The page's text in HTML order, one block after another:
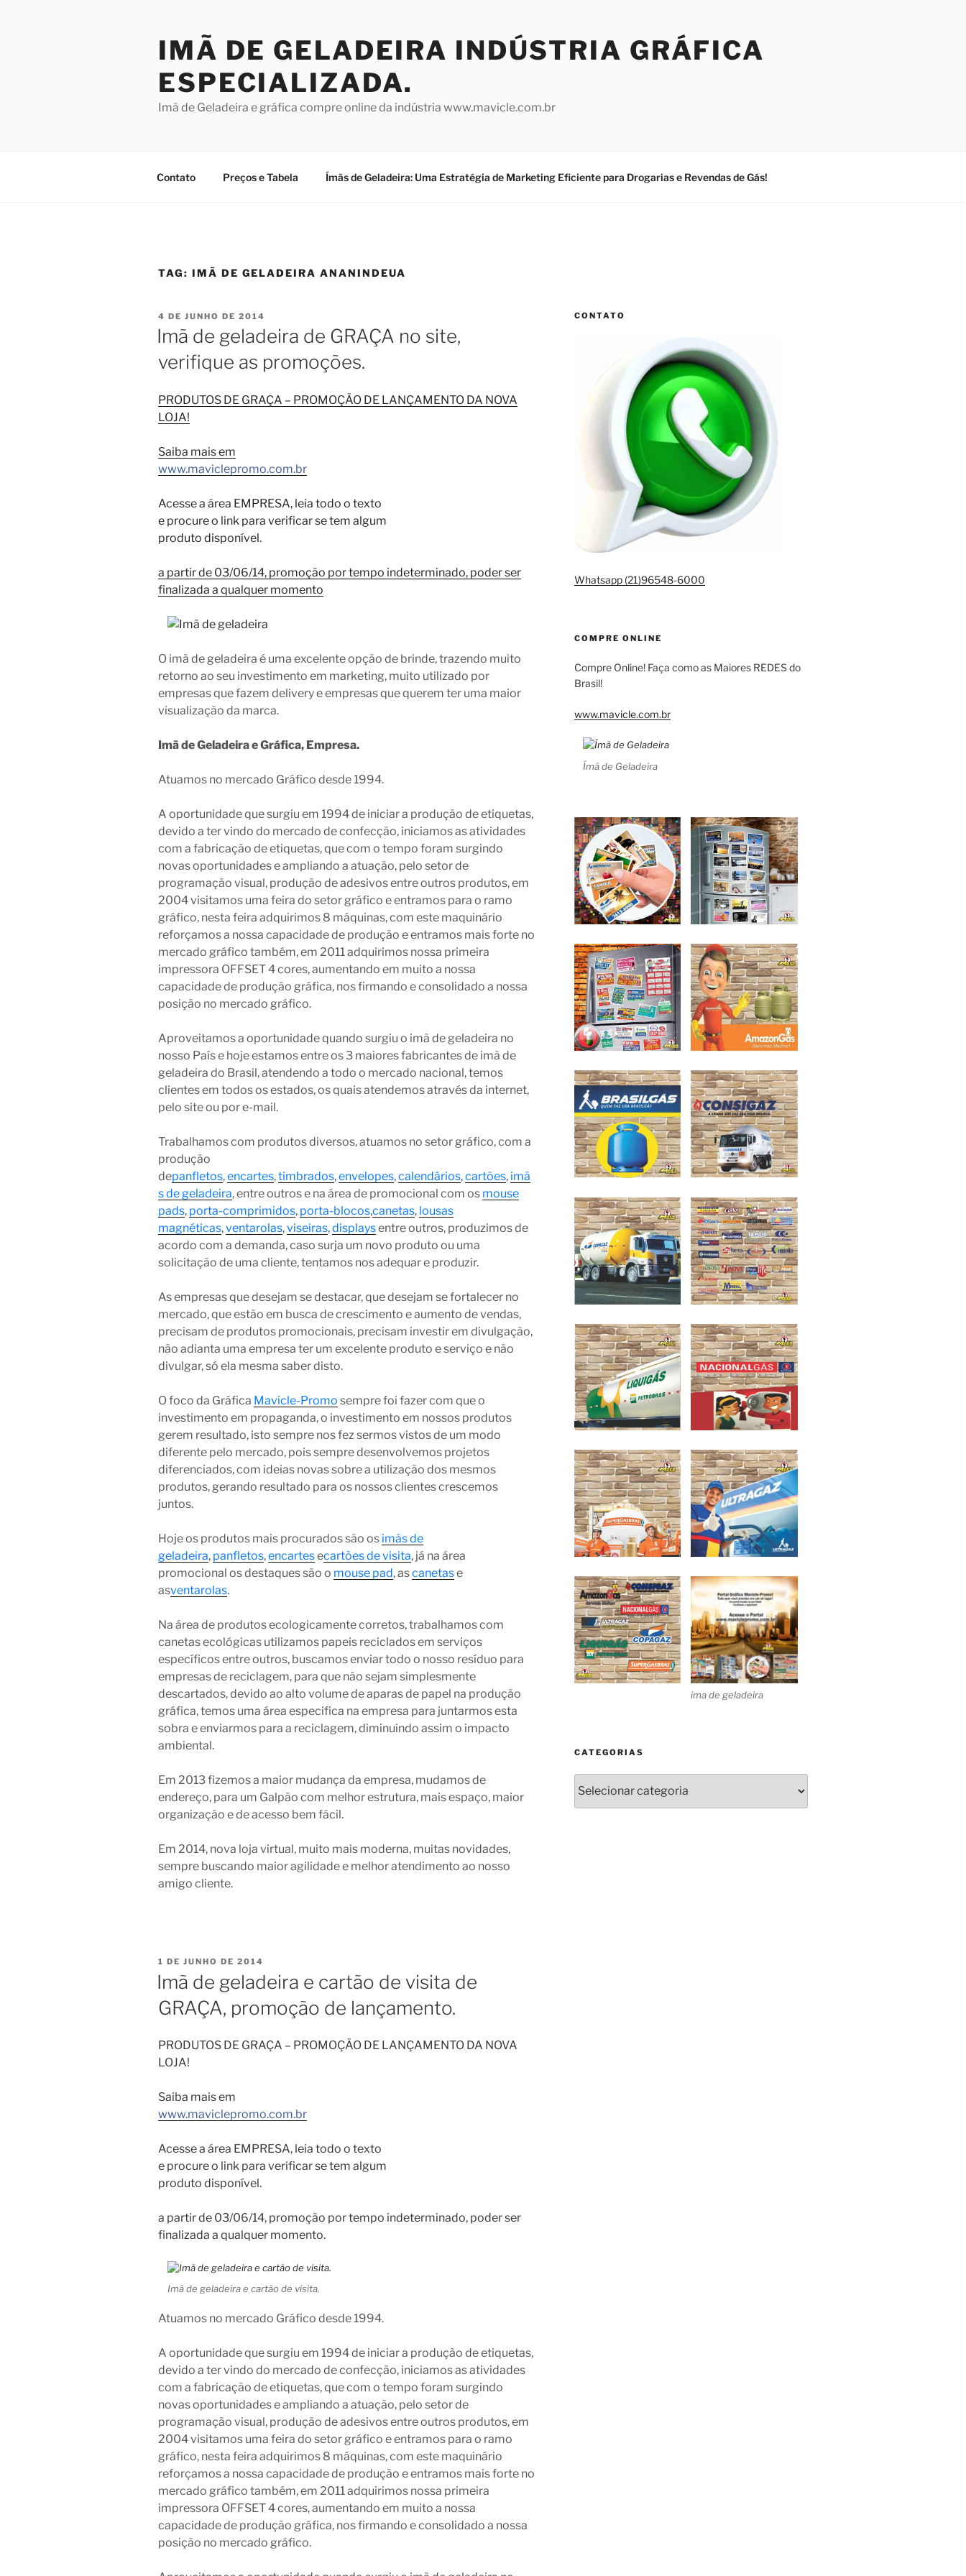
IMÃ DE GELADEIRA INDÚSTRIA GRÁFICA
ESPECIALIZADA.
Imã de Geladeira e gráfica compre online da indústria www.mavicle.com.br
Contato Preços e Tabela Ímãs de Geladeira: Uma Estratégia de Marketing Eficiente para Drogarias e Revendas de Gás!
TAG: IMÃ DE GELADEIRA ANANINDEUA
PUBLICADO
EM
4 DE JUNHO DE 2014
Imã de geladeira de GRAÇA no site,
verifique as promoções.
PRODUTOS DE GRAÇA – PROMOÇÃO DE LANÇAMENTO DA NOVA
LOJA!
Saiba mais em
www.maviclepromo.com.br
Acesse a área EMPRESA, leia todo o texto
e procure o link para verificar se tem algum
produto disponível.
a partir de 03/06/14, promoção por tempo indeterminado, poder ser
finalizada a qualquer momento
O imã de geladeira é uma excelente opção de brinde, trazendo muito
retorno ao seu investimento em marketing, muito utilizado por
empresas que fazem delivery e empresas que querem ter uma maior
visualização da marca.
Imã de Geladeira e Gráfica, Empresa.
Atuamos no mercado Gráfico desde 1994.
A oportunidade que surgiu em 1994 de iniciar a produção de etiquetas,
devido a ter vindo do mercado de confecção, iniciamos as atividades
com a fabricação de etiquetas, que com o tempo foram surgindo
novas oportunidades e ampliando a atuação, pelo setor de
programação visual, produção de adesivos entre outros produtos, em
2004 visitamos uma feira do setor gráfico e entramos para o ramo
gráfico, nesta feira adquirimos 8 máquinas, com este maquinário
reforçamos a nossa capacidade de produção e entramos mais forte no
mercado gráfico também, em 2011 adquirimos nossa primeira
impressora OFFSET 4 cores, aumentando em muito a nossa
capacidade de produção gráfica, nos firmando e consolidado a nossa
posição no mercado gráfico.
Aproveitamos a oportunidade quando surgiu o imã de geladeira no
nosso País e hoje estamos entre os 3 maiores fabricantes de imã de
geladeira do Brasil, atendendo a todo o mercado nacional, temos
clientes em todos os estados, os quais atendemos através da internet,
pelo site ou por e-mail.
Trabalhamos com produtos diversos, atuamos no setor gráfico, com a
produção
depanfletos,encartes,timbrados,envelopes,calendários,cartões, imã
s de geladeira, entre outros e na área de promocional com os mouse
pads, porta-comprimidos, porta-blocos,canetas, lousas
magnéticas,ventarolas,viseiras,displaysentre outros, produzimos de
acordo com a demanda, caso surja um novo produto ou uma
solicitação de uma cliente, tentamos nos adequar e produzir.
As empresas que desejam se destacar, que desejam se fortalecer no
mercado, que estão em busca de crescimento e aumento de vendas,
precisam de produtos promocionais, precisam investir em divulgação,
não adianta uma empresa ter um excelente produto e serviço e não
divulgar, só ela mesma saber disto.
O foco da Gráfica Mavicle-Promo sempre foi fazer com que o
investimento em propaganda, o investimento em nossos produtos
gerem resultado, isto sempre nos fez sermos vistos de um modo
diferente pelo mercado, pois sempre desenvolvemos projetos
diferenciados, com ideias novas sobre a utilização dos mesmos
produtos, gerando resultado para os nossos clientes crescemos
juntos.
Hoje os produtos mais procurados são os imãs de
geladeira, panfletos,encartesecartões de visita, já na área
promocional os destaques são o mouse pad, ascanetase
asventarolas.
Na área de produtos ecologicamente corretos, trabalhamos com
canetas ecológicas utilizamos papeis reciclados em serviços
específicos entre outros, buscamos enviar todo o nosso resíduo para
empresas de reciclagem, para que não sejam simplesmente
descartados, devido ao alto volume de aparas de papel na produção
gráfica, temos uma área especifica na empresa para juntarmos esta
sobra e enviarmos para a reciclagem, diminuindo assim o impacto
ambiental.
Em 2013 fizemos a maior mudança da empresa, mudamos de
endereço, para um Galpão com melhor estrutura, mais espaço, maior
organização e de acesso bem fácil.
Em 2014, nova loja virtual, muito mais moderna, muitas novidades,
sempre buscando maior agilidade e melhor atendimento ao nosso
amigo cliente.
PUBLICADO
1 DE JUNHO DE 2014
Imã de geladeira e cartão de visita de
GRAÇA, promoção de lançamento.
PRODUTOS DE GRAÇA – PROMOÇÃO DE LANÇAMENTO DA NOVA
LOJA!
Saiba mais em
www.maviclepromo.com.br
Acesse a área EMPRESA, leia todo o texto
e procure o link para verificar se tem algum
produto disponível.
a partir de 03/06/14, promoção por tempo indeterminado, poder ser
finalizada a qualquer momento.
Imã de geladeira e cartão de visita.
Atuamos no mercado Gráfico desde 1994.
A oportunidade que surgiu em 1994 de iniciar a produção de etiquetas,
devido a ter vindo do mercado de confecção, iniciamos as atividades
com a fabricação de etiquetas, que com o tempo foram surgindo
novas oportunidades e ampliando a atuação, pelo setor de
programação visual, produção de adesivos entre outros produtos, em
2004 visitamos uma feira do setor gráfico e entramos para o ramo
gráfico, nesta feira adquirimos 8 máquinas, com este maquinário
reforçamos a nossa capacidade de produção e entramos mais forte no
mercado gráfico também, em 2011 adquirimos nossa primeira
impressora OFFSET 4 cores, aumentando em muito a nossa
capacidade de produção gráfica, nos firmando e consolidado a nossa
posição no mercado gráfico.
CONTATO
Whatsapp (21)96548-6000
COMPRE ONLINE
Compre Online! Faça como as Maiores REDES do
Brasil!
www.mavicle.com.br
Ímã de Geladeira
ima de geladeira
CATEGORIAS